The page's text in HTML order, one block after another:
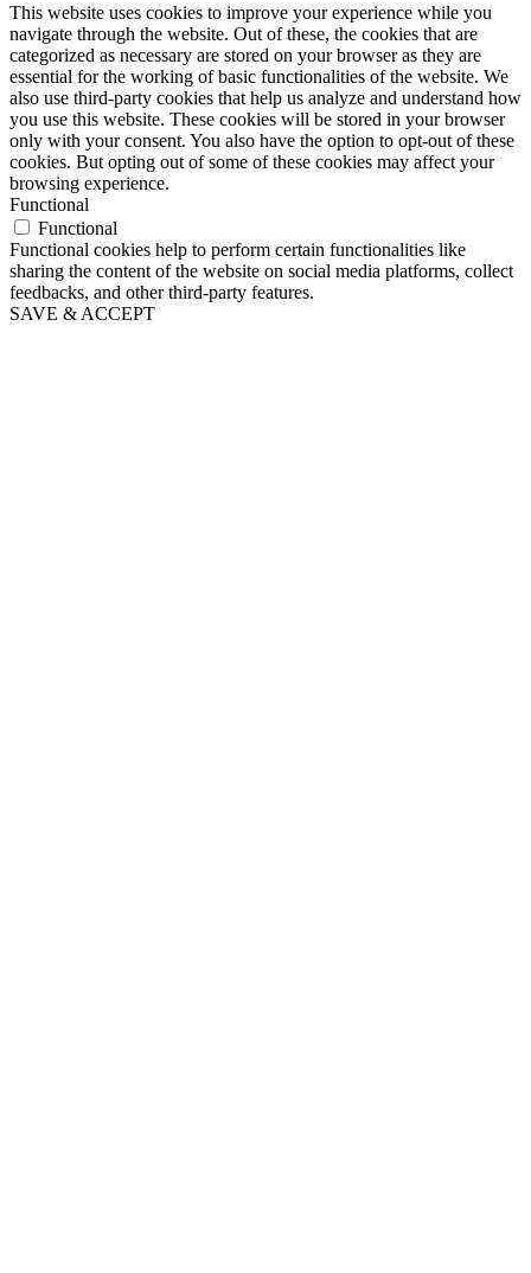
This website uses cookies to improve your experience while you
navigate through the website. Out of these, the cookies that are
categorized as necessary are stored on your browser as they are
essential for the working of basic functionalities of the website. We
also use third-party cookies that help us analyze and understand how
you use this website. These cookies will be stored in your browser
only with your consent. You also have the option to opt-out of these
cookies. But opting out of some of these cookies may affect your
browsing experience.
Functional
Functional
Functional cookies help to perform certain functionalities like
sharing the content of the website on social media platforms, collect
feedbacks, and other third-party features.
SAVE & ACCEPT